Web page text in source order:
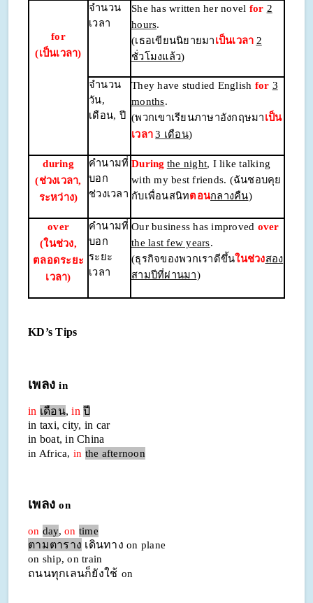
for
(เป็นเวลา)
จำนวน
เวลา
She has written her novel for 2
hours.
(เธอเขียนนิยายมาเป็นเวลา 2
ชั่วโมงแล้ว)
จำนวน
วัน,
เดือน, ปี
They have studied English for 3
months.
(พวกเขาเรียนภาษาอังกฤษมาเป็น
เวลา 3 เดือน)
during
(ช่วงเวลา,
ระหว่าง)
คำนามที่
บอก
ช่วงเวลา
During the night, I like talking
with my best friends. (ฉันชอบคุย
กับเพื่อนสนิทตอนกลางคืน)
over
(ในช่วง,
ตลอดระยะ
เวลา)
คำนามที่
บอก
ระยะ
เวลา
Our business has improved over
the last few years.
(ธุรกิจของพวกเราดีขึ้นในช่วงสอง
สามปีที่ผ่านมา)
KD’s Tips
เพลงin
in เดือน,in ปี
in taxi, city, in car
in boat, in China
in Africa, in the afternoon
เพลงon
on day, on time
ตามตาราง เดินทาง on plane
on ship, on train
ถนนทุกเลนก็ยังใช้ on